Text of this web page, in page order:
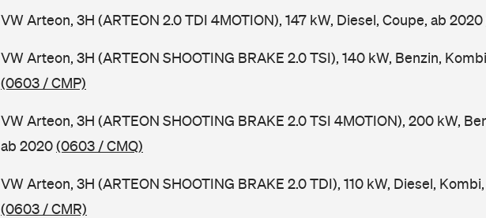
VW Arteon, 3H (ARTEON 2.0 TDI 4MOTION), 147 kW, Diesel, Coupe, ab 2020
VW Arteon, 3H (ARTEON SHOOTING BRAKE 2.0 TSI), 140 kW, Benzin,
(0603 / CMP)
VW Arteon, 3H (ARTEON SHOOTING BRAKE 2.0 TSI 4MOTION), 200 kW,
ab 2020(0603 / CMQ)
VW Arteon, 3H (ARTEON SHOOTING BRAKE 2.0 TDI), 110 kW, Diesel,
(0603 / CMR)